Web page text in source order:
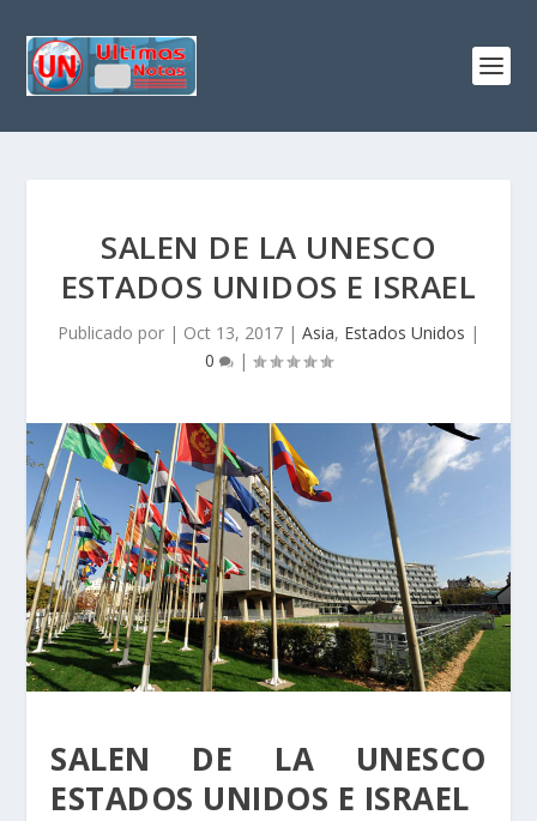
SALEN DE LA UNESCO
ESTADOS UNIDOS E ISRAEL
Publicado por | Oct 13, 2017 | Asia, Estados Unidos |
0
|
SALEN DE LA UNESCO
ESTADOS UNIDOS E ISRAEL